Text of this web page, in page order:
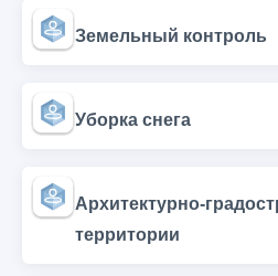
Земельный контроль
Уборка снега
Архитектурно-
территории